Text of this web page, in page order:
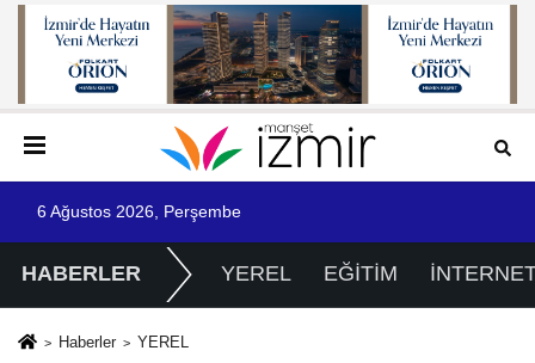
6 Ağustos 2026, Perşembe
HABERLER YEREL EĞİTİM
Haberler YEREL